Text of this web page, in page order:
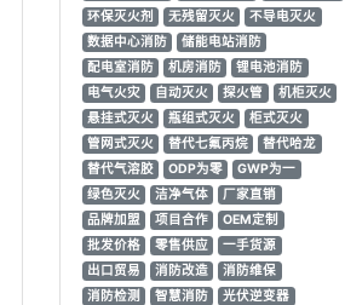
环保灭火剂
无残留灭火
不导电灭火
数据中心消防
储能电站消防
配电室消防
机房消防
锂电池消防
电气火灾
自动灭火 探火管
机柜灭火
悬挂式灭火
瓶组式灭火
柜式灭火
管网式灭火
替代七氟丙烷
替代哈龙
替代气溶胶
ODP为零
GWP为一
绿色灭火
洁净气体
厂家直销
品牌加盟
项目合作
OEM定制
批发价格
零售供应
一手货源
出口贸易
消防改造
消防维保
消防检测
智慧消防
光伏逆变器